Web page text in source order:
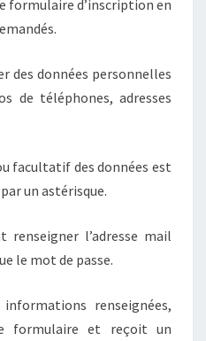
formulaire d’inscription en
des données personnelles
de téléphones, adresses
facultatif des données est
un astérisque.
l’adresse mail
le mot de passe.
renseignées,
formulaire et reçoit un